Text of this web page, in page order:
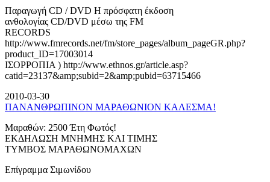
Παραγωγή CD / DVD Η πρόσφατη έκδοση
ανθολογίας CD/DVD μέσω της FM
RECORDS
http://www.fmrecords.net/fm/store_pages/album_pageGR.php?
product_ID=17003014
ΙΣΟΡΡΟΠΙΑ ) http://www.ethnos.gr/article.asp?
catid=23137&amp;subid=2&amp;pubid=63715466
2010-03-30
ΠΑΝΑΝΘΡΩΠΙΝΟΝ ΜΑΡΑΘΩΝΙΟΝ ΚΑΛΕΣΜΑ!
Μαραθών: 2500 Έτη Φωτός!
ΕΚΔΗΛΩΣΗ ΜΝΗΜΗΣ ΚΑΙ ΤΙΜΗΣ
ΤΥΜΒΟΣ ΜΑΡΑΘΩΝΟΜΑΧΩΝ
Επίγραμμα Σιμωνίδου